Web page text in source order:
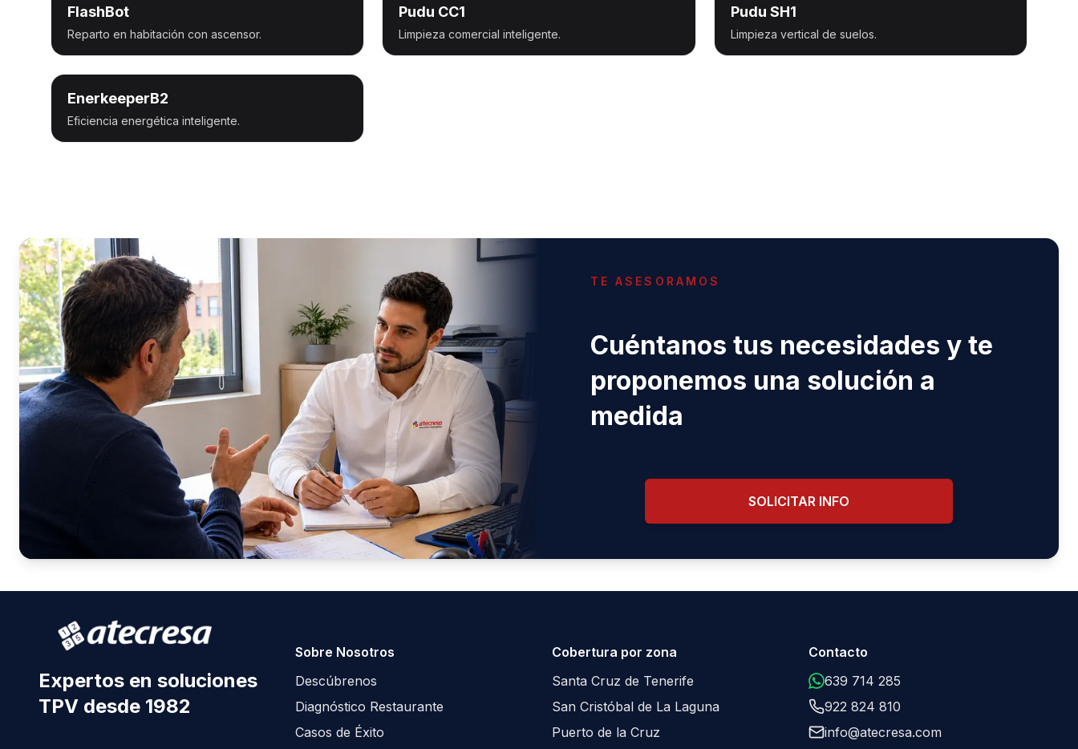
FlashBot
Reparto en habitación con ascensor.
Pudu CC1
Limpieza comercial inteligente.
Pudu SH1
Limpieza vertical de suelos.
EnerkeeperB2
Eficiencia energética inteligente.
TE ASESORAMOS
Cuéntanos tus necesidades y te
proponemos una solución a
medida
SOLICITAR INFO
Expertos en soluciones
TPV desde 1982
Sobre Nosotros
Descúbrenos
Diagnóstico Restaurante
Casos de Éxito
Cobertura por zona
Santa Cruz de Tenerife
San Cristóbal de La Laguna
Puerto de la Cruz
Contacto
639 714 285
922 824 810
info@atecresa.com